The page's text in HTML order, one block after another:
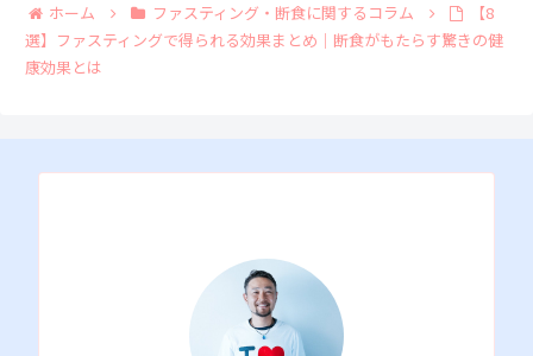
ホーム ファスティング・断食に関するコラム
【8
選】ファスティングで得られる効果まとめ｜断食がもたらす驚きの健
康効果とは